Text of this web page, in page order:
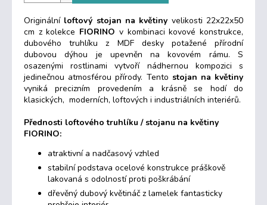
Originální loftový stojan na květiny velikosti 22x22x50
cm z kolekce FIORINO v kombinaci kovové konstrukce,
dubového truhlíku z MDF desky potažené přírodní
dubovou dýhou je upevněn na kovovém rámu. S
osazenými rostlinami vytvoří nádhernou kompozici s
jedinečnou atmosférou přírody. Tento stojan na květiny
vyniká precizním provedením a krásně se hodí do
klasických, moderních, loftových i industriálních interiérů.
Přednosti loftového truhlíku / stojanu na květiny
FIORINO:
atraktivní a nadčasový vzhled
stabilní podstava ocelové konstrukce práškově
lakovaná s odolností proti poškrábání
dřevěný dubový květináč z lamelek fantasticky